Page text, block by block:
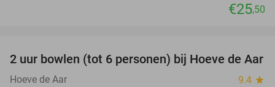
€25,50
50%
2 uur bowlen (tot 6 personen) bij Hoeve de Aar
Hoeve de Aar 9.4 star